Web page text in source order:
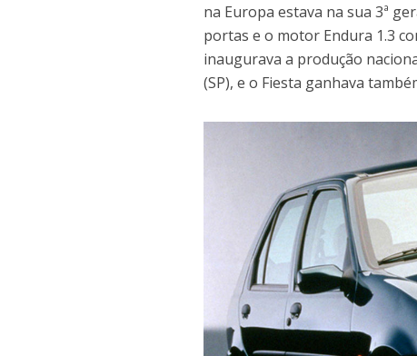
na Europa estava na sua 3ª
portas e o motor Endura 1.3
inaugurava a produção
(SP), e o Fiesta ganhava